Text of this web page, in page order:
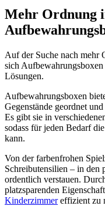
Mehr Ordnung
Auf der Suche nach mehr
sich
Lösungen.
Aufbewahrungsboxen
Gegenstände geordnet
Es gibt sie in
sodass für jeden Bedarf
kann.
Von der farbenfrohen
Schreibutensilien – in den
ordentlich verstauen.
platzsparenden
Kinderzimmereffizient zu